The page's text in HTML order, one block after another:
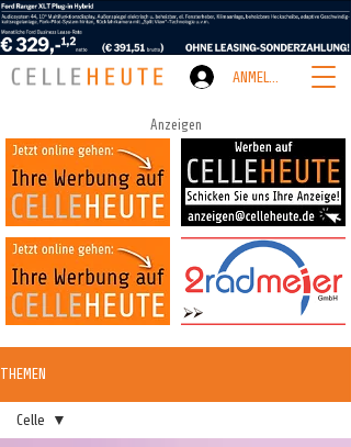
ANMELDEN
Anzeigen
THEMEN
Celle